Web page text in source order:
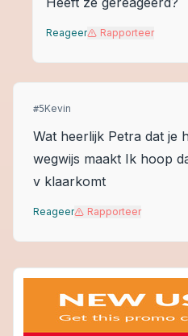
Reageer Rapporteer
#5Kevin
Wat heerlijk Petra dat je
wegwijs maakt Ik hoop
v klaarkomt
Reageer Rapporteer